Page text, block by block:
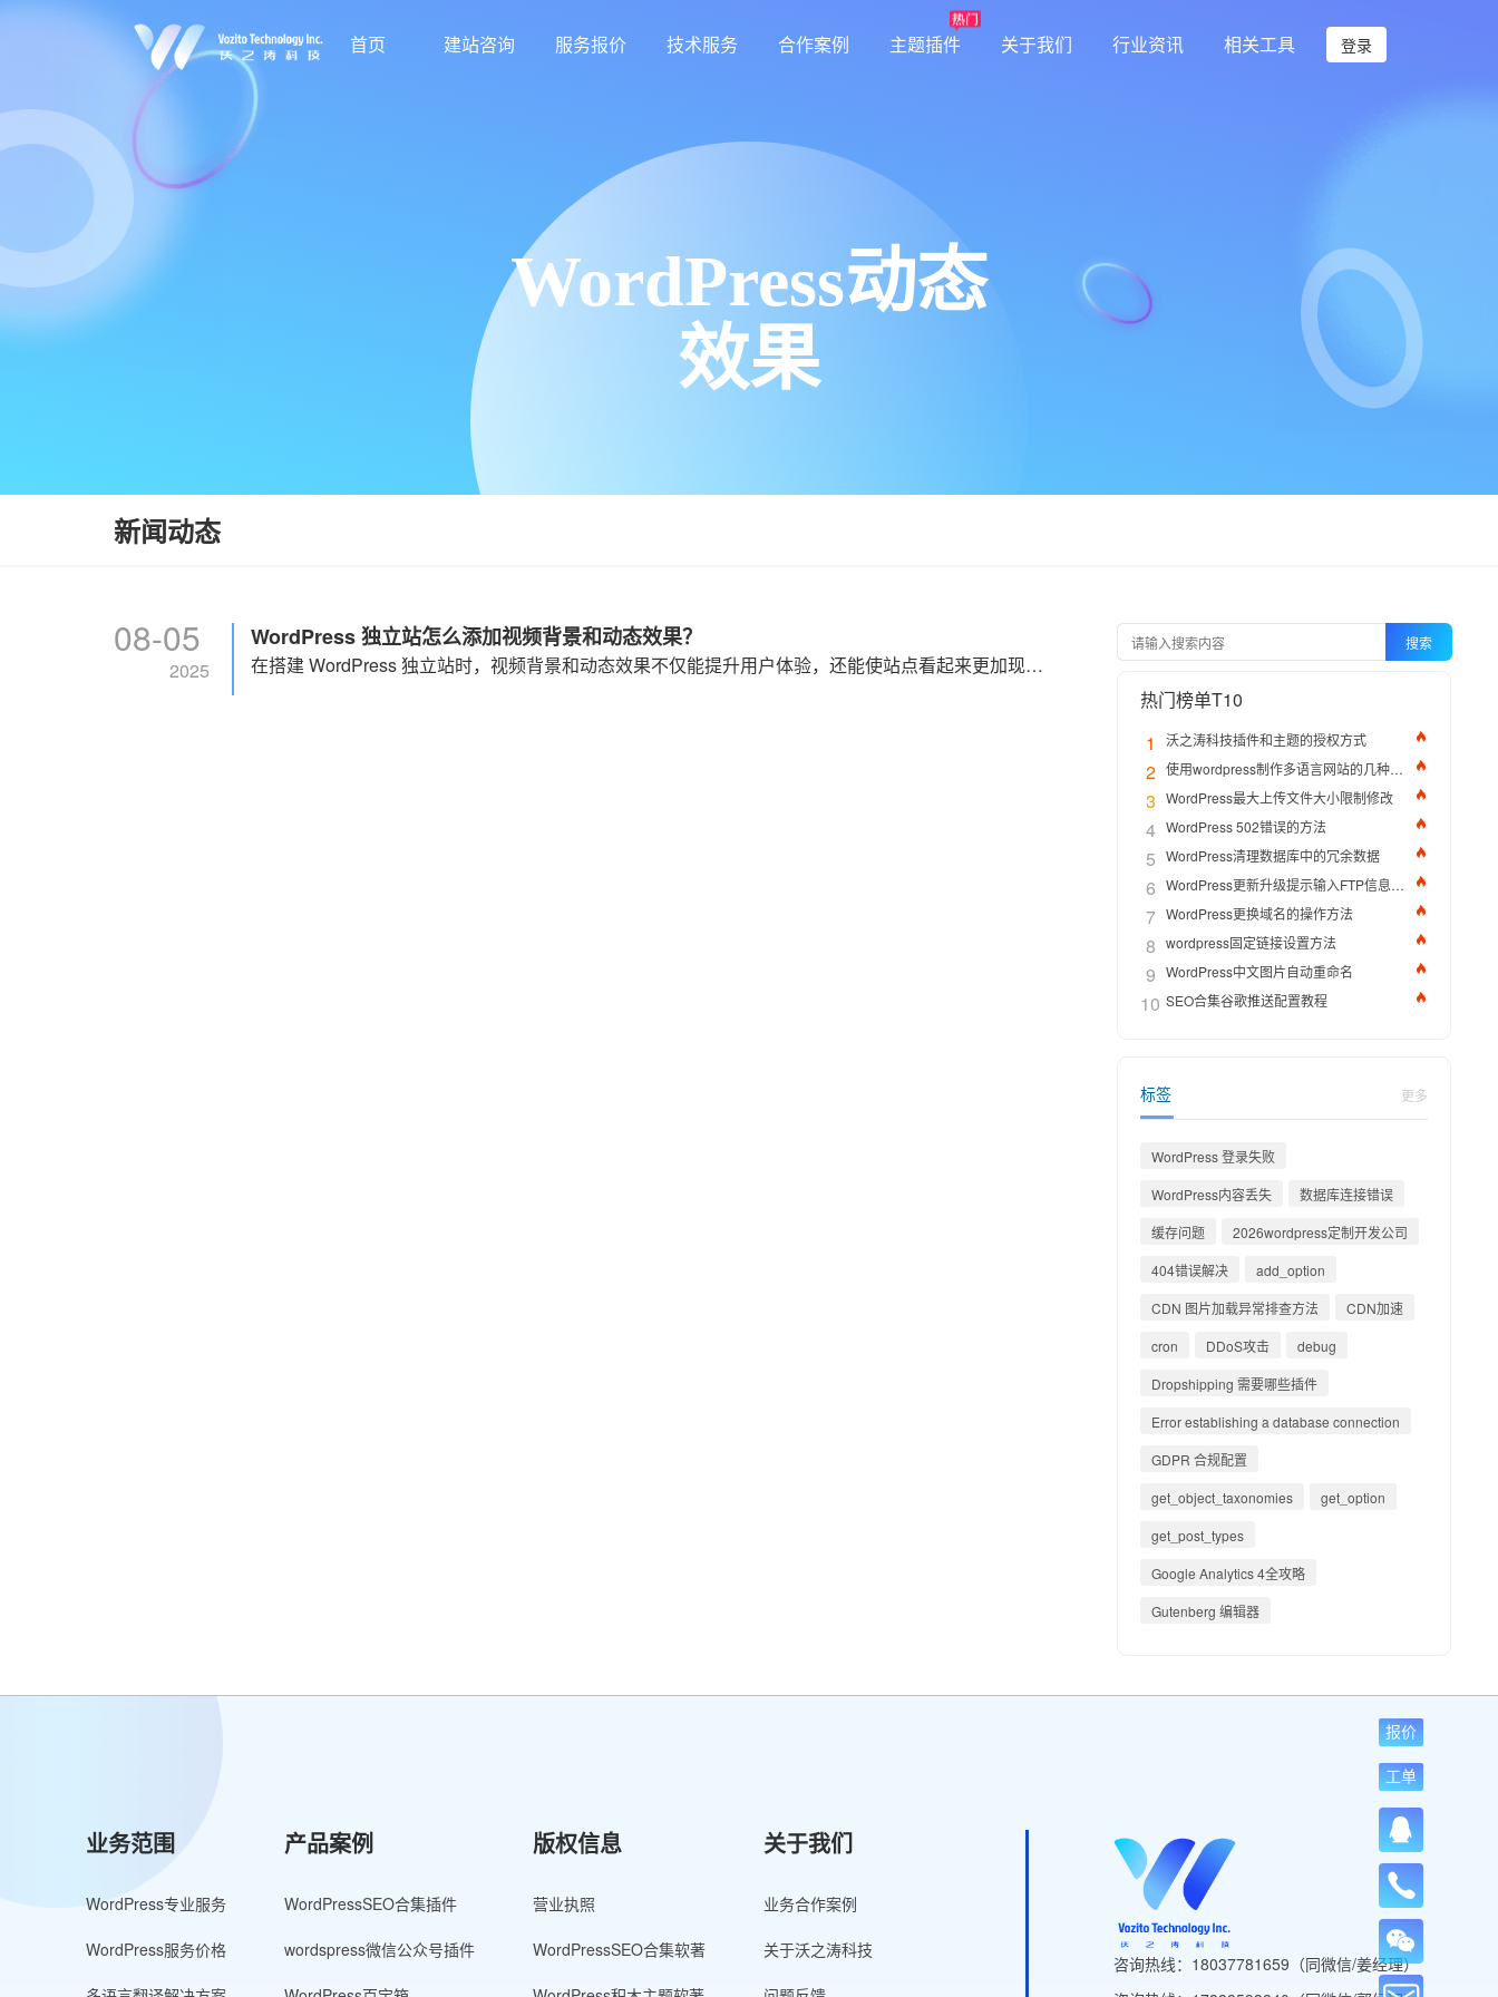
首页 建站咨询 服务报价 技术服务 合作案例 主题插件 关于我们 行业资讯 相关工具 登录
WordPress动态
效果
新闻动态
08-05
2025
WordPress 独立站怎么添加视频背景和动态效果？
在搭建 WordPress 独立站时，视频背景和动态效果不仅能提升用户体验，还能使站点看起来更加现代化和有吸引力。本文将详细介绍如何在 WordPress 网站中添加视频背景和动态效果，从最基础的设置到进阶的自定义，逐步帮助你打造一个功能齐全且令人印象深刻的独立站。
搜索
热门榜单T10
1
沃之涛科技插件和主题的授权方式
2 使用wordpress制作多语言网站的几种方法
3 WordPress最大上传文件大小限制修改
4 WordPress 502错误的方法
5 WordPress清理数据库中的冗余数据
6 WordPress更新升级提示输入FTP信息的解决办法
7 WordPress更换域名的操作方法
8 wordpress固定链接设置方法
9 WordPress中文图片自动重命名
10 SEO合集谷歌推送配置教程
标签 更多
WordPress 登录失败
WordPress内容丢失
数据库连接错误
缓存问题
2026wordpress定制开发公司
404错误解决
add_option
CDN 图片加载异常排查方法
CDN加速
cron
DDoS攻击
debug
Dropshipping 需要哪些插件
Error establishing a database connection
GDPR 合规配置
get_object_taxonomies
get_option
get_post_types
Google Analytics 4全攻略
Gutenberg 编辑器
业务范围
WordPress专业服务
WordPress服务价格
产品案例
WordPressSEO合集插件
wordspress微信公众号插件
版权信息
营业执照
WordPressSEO合集软著
关于我们
业务合作案例
关于沃之涛科技
咨询热线：18037781659（同微信/姜经理）
报价
工单